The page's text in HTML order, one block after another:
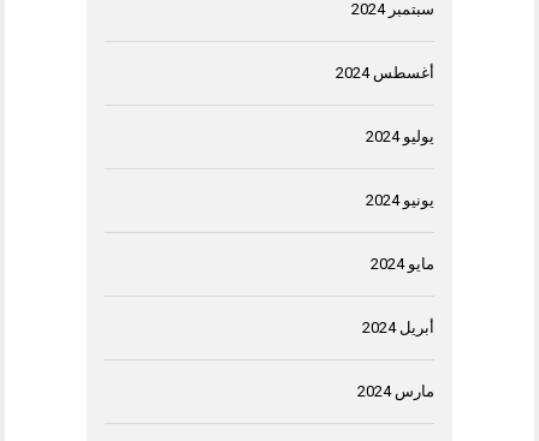
سبتمبر 2024
أغسطس 2024
يوليو 2024
يونيو 2024
مايو 2024
أبريل 2024
مارس 2024